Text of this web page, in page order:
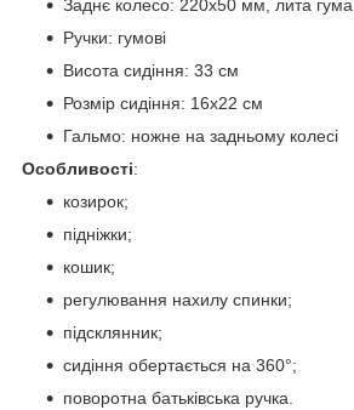
Заднє колесо: 220х50 мм, лита гума
Ручки: гумові
Висота сидіння: 33 см
Розмір сидіння: 16х22 см
Гальмо: ножне на задньому колесі
Особливості:
козирок;
підніжки;
кошик;
регулювання нахилу спинки;
підсклянник;
сидіння обертається на 360°;
поворотна батьківська ручка.